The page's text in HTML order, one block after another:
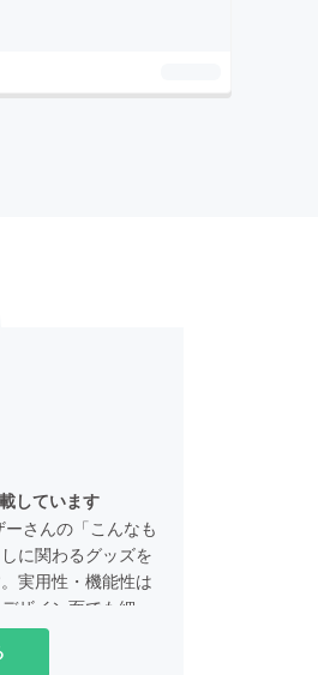
しています
さんの「こんなも
に関わるグッズを
実用性・機能性は
ザイン面でも細部
これからもユー
るものを、スタッ